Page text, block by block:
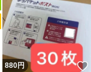
いいね！
880円